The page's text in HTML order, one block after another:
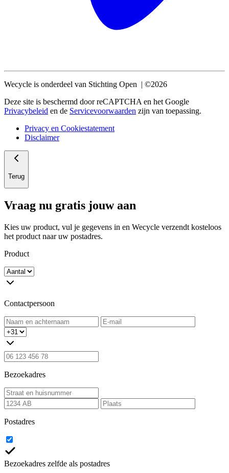
Wecycle is onderdeel van Stichting Open | ©2026
Deze site is beschermd door reCAPTCHA en het Google
Privacybeleid en de Servicevoorwaarden zijn van toepassing.
Privacy en Cookiestatement
Disclaimer
Terug
Vraag nu gratis jouw aan
Kies uw product, vul je gegevens in en Wecycle verzendt kosteloos
het product naar uw postadres.
Product
Contactpersoon
Bezoekadres
Postadres
Bezoekadres zelfde als postadres